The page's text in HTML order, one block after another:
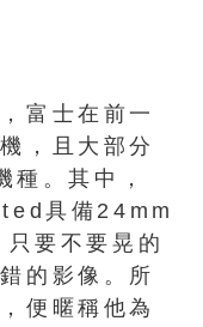
富士在前一
，且大部分
。其中，
具備24mm
要不要晃的
的影像。所
便暱稱他為